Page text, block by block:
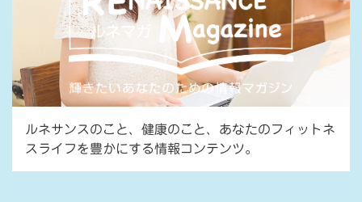
ルネサンスのこと、健康のこと、あなたのフィットネ
スライフを豊かにする情報コンテンツ。